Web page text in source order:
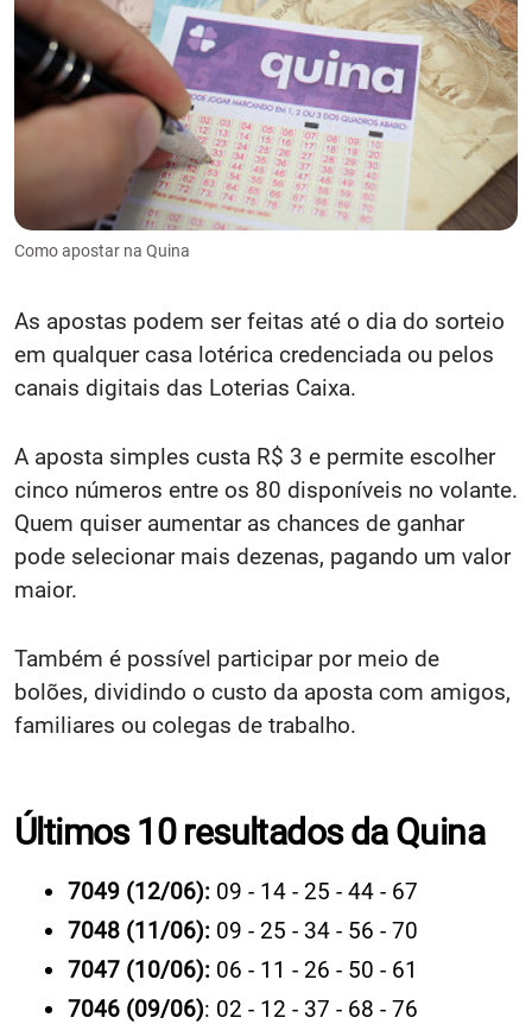
Como apostar na Quina
As apostas podem ser feitas até o dia do sorteio
em qualquer casa lotérica credenciada ou pelos
canais digitais das Loterias Caixa.
A aposta simples custa R$ 3 e permite escolher
cinco números entre os 80 disponíveis no volante.
Quem quiser aumentar as chances de ganhar
pode selecionar mais dezenas, pagando um valor
maior.
Também é possível participar por meio de
bolões, dividindo o custo da aposta com amigos,
familiares ou colegas de trabalho.
Últimos 10 resultados da Quina
7049 (12/06): 09 - 14 - 25 - 44 - 67
7048 (11/06): 09 - 25 - 34 - 56 - 70
7047 (10/06): 06 - 11 - 26 - 50 - 61
7046 (09/06): 02 - 12 - 37 - 68 - 76